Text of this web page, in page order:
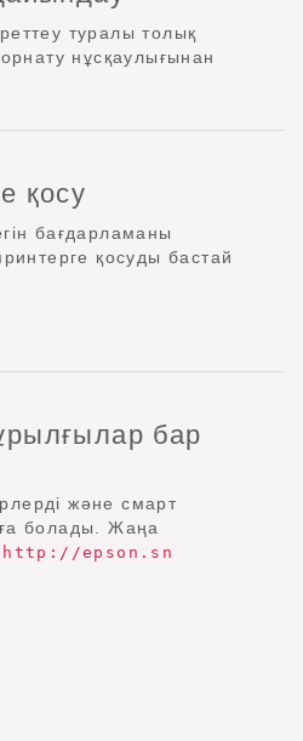
туралы толық
нұсқаулығынан
қосу
бағдарламаны
қосуды бастай
бар
және смарт
болады. Жаңа
http://epson.sn